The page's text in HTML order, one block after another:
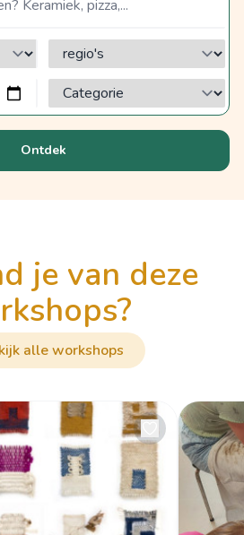
regio's
Categorie?
Ontdek
alle workshops